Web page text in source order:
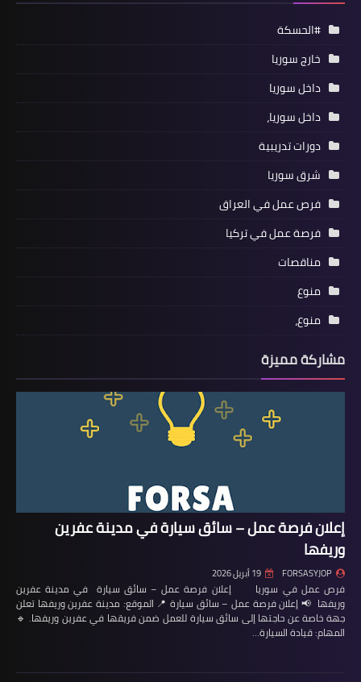
#الحسكة
خارج سوريا
داخل سوريا
داخل سوريا،
دورات تدريبية
شرق سوريا
فرص عمل في العراق
فرصة عمل في تركيا
مناقصات
منوع
منوع،
مشاركة مميزة
إعلان فرصة عمل – سائق سيارة في مدينة عفرين
وريفها
FORSASYJOP 19 أبريل 2026
فرص عمل في سوريا إعلان فرصة عمل – سائق سيارة في مدينة عفرين
وريفها 📢 إعلان فرصة عمل – سائق سيارة 📍 الموقع: مدينة عفرين وريفها تعلن
جهة خاصة عن حاجتها إلى سائق سيارة للعمل ضمن فريقها في عفرين وريفها. 🔹
المهام: قيادة السيارة…